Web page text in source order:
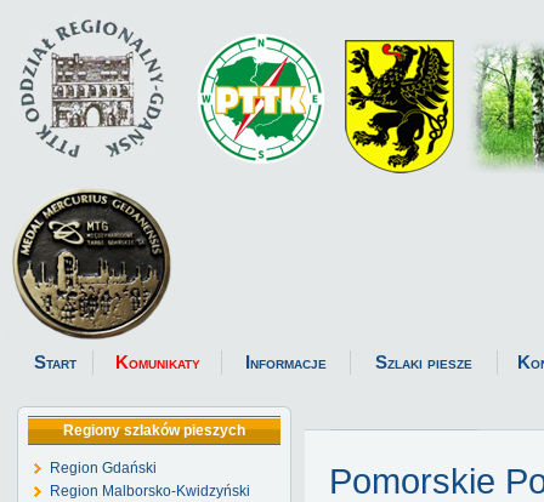
Start Komunikaty Informacje Szlaki piesze
Regiony szlaków pieszych
Region Gdański
Region Malborsko-Kwidzyński
Pomorskie